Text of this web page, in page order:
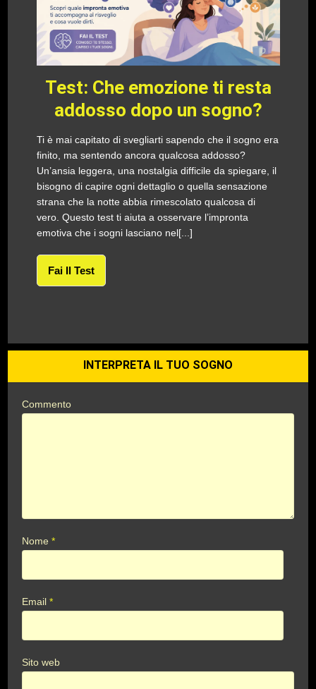
Test: Che emozione ti resta
addosso dopo un sogno?
Ti è mai capitato di svegliarti sapendo che il sogno era
finito, ma sentendo ancora qualcosa addosso?
Un’ansia leggera, una nostalgia difficile da spiegare, il
bisogno di capire ogni dettaglio o quella sensazione
strana che la notte abbia rimescolato qualcosa di
vero. Questo test ti aiuta a osservare l’impronta
emotiva che i sogni lasciano nel[...]
Fai Il Test
INTERPRETA IL TUO SOGNO
Commento
Nome*
Email*
Sito web